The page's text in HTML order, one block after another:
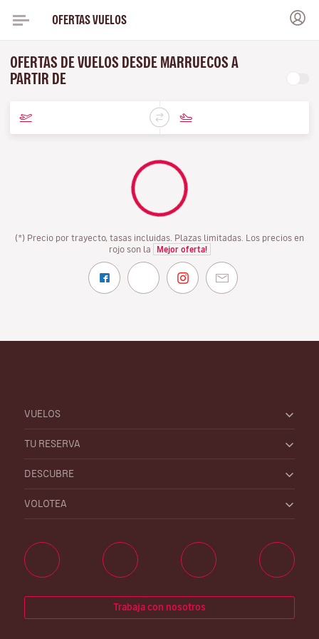
OFERTAS VUELOS
OFERTAS DE VUELOS DESDE MARRUECOS A
PARTIR DE
(*) Precio por trayecto, tasas incluidas. Plazas limitadas. Los precios en
rojo son la
Mejor oferta!
VUELOS
TU RESERVA
DESCUBRE
VOLOTEA
Trabaja con nosotros